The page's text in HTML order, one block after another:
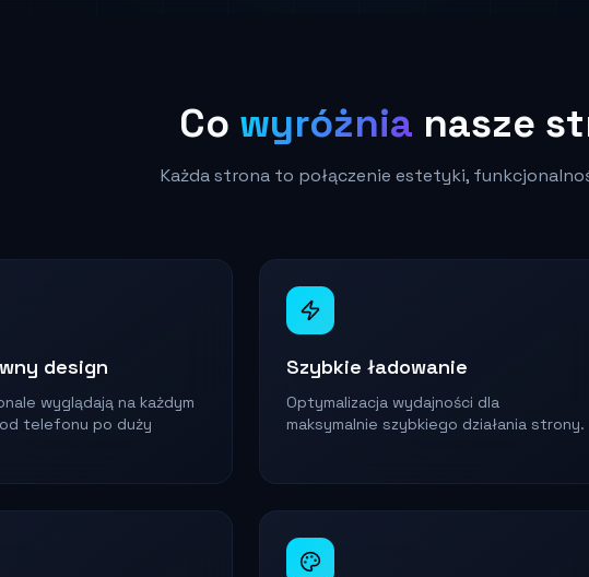
Co wyróżnia nasze
Każda strona to połączenie estetyki,
design
wyglądają na każdym
telefonu po duży
Szybkie ładowanie
Optymalizacja wydajności dla
maksymalnie szybkiego działania strony.